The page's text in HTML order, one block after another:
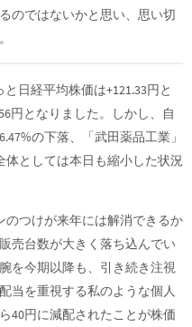
のではないかと思い、思い切
日経平均株価は+121.33円と
円となりました。しかし、自
の下落、「武田薬品工業」
体としては本日も縮小した状況
のつけが来年には解消できるか
売台数が大きく落ち込んでい
を今期以降も、引き続き注視
当を重視する私のような個人
40円に減配されたことが株価